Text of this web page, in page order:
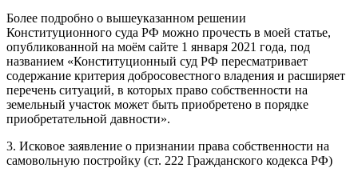
Более подробно о вышеуказанном решении
Конституционного суда РФ можно прочесть в моей статье,
опубликованной на моём сайте 1 января 2021 года, под
названием «Конституционный суд РФ пересматривает
содержание критерия добросовестного владения и расширяет
перечень ситуаций, в которых право собственности на
земельный участок может быть приобретено в порядке
приобретательной давности».
3. Исковое заявление о признании права собственности на
самовольную постройку (ст. 222 Гражданского кодекса РФ)